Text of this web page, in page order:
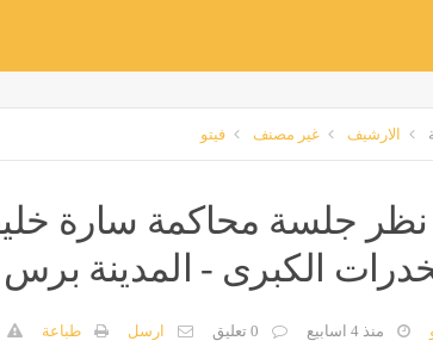
الارشيف غير مصنف فيتو
الكبرى - المدينة برس
منذ 4 اسابيع 0 تعليق ارسل طباعة